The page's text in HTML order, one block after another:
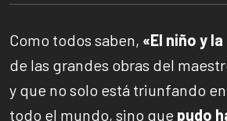
Como todos saben, «El niño y
de las grandes obras del
y que no solo está triunfando
todo el mundo, sino que pudo